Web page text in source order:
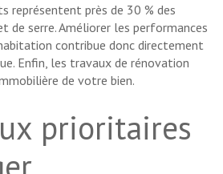
représentent près de 30 % des
de serre. Améliorer les performances
contribue donc directement
Enfin, les travaux de rénovation
de votre bien.
prioritaires